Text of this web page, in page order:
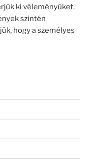
ki véleményüket.
szintén
hogy a személyes